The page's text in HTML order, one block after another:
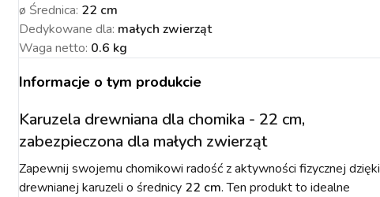
I
ARTYKUŁY
TECHNICZNE
ZAKISZANIE
DLA
KONIA
PAKUJEMY SIĘ NA
ZAWODY
ZWALCZANIE
SZKODNIKÓW
POMIAROWE
ø Średnica: 22 cm
Dedykowane dla: małych zwierząt
Waga netto: 0.6 kg
Informacje o tym produkcie
Karuzela drewniana dla chomika - 22 cm,
zabezpieczona dla małych zwierząt
Zapewnij swojemu chomikowi radość z aktywności fizycznej dzięki
drewnianej karuzeli o średnicy 22 cm. Ten produkt to idealne